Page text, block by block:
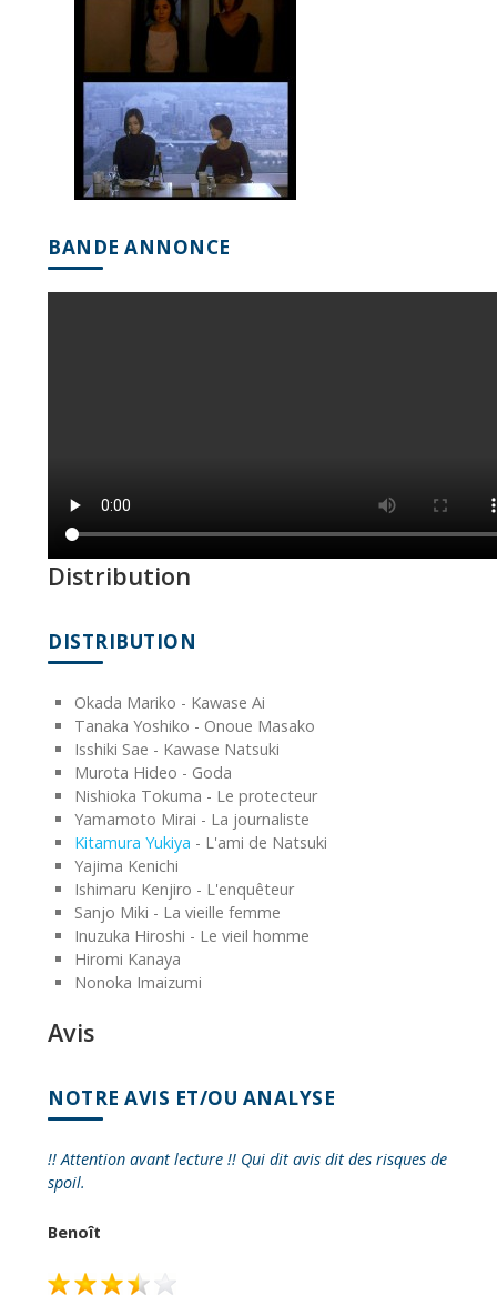
BANDE ANNONCE
Distribution
DISTRIBUTION
Okada Mariko - Kawase Ai
Tanaka Yoshiko - Onoue Masako
Isshiki Sae - Kawase Natsuki
Murota Hideo - Goda
Nishioka Tokuma - Le protecteur
Yamamoto Mirai - La journaliste
Kitamura Yukiya - L'ami de Natsuki
Yajima Kenichi
Ishimaru Kenjiro - L'enquêteur
Sanjo Miki - La vieille femme
Inuzuka Hiroshi - Le vieil homme
Hiromi Kanaya
Nonoka Imaizumi
Avis
NOTRE AVIS ET/OU ANALYSE
!! Attention avant lecture !! Qui dit avis dit des risques de
spoil.
Benoît